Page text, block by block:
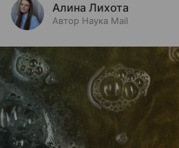
Алина Лихота
Автор Наука Mail